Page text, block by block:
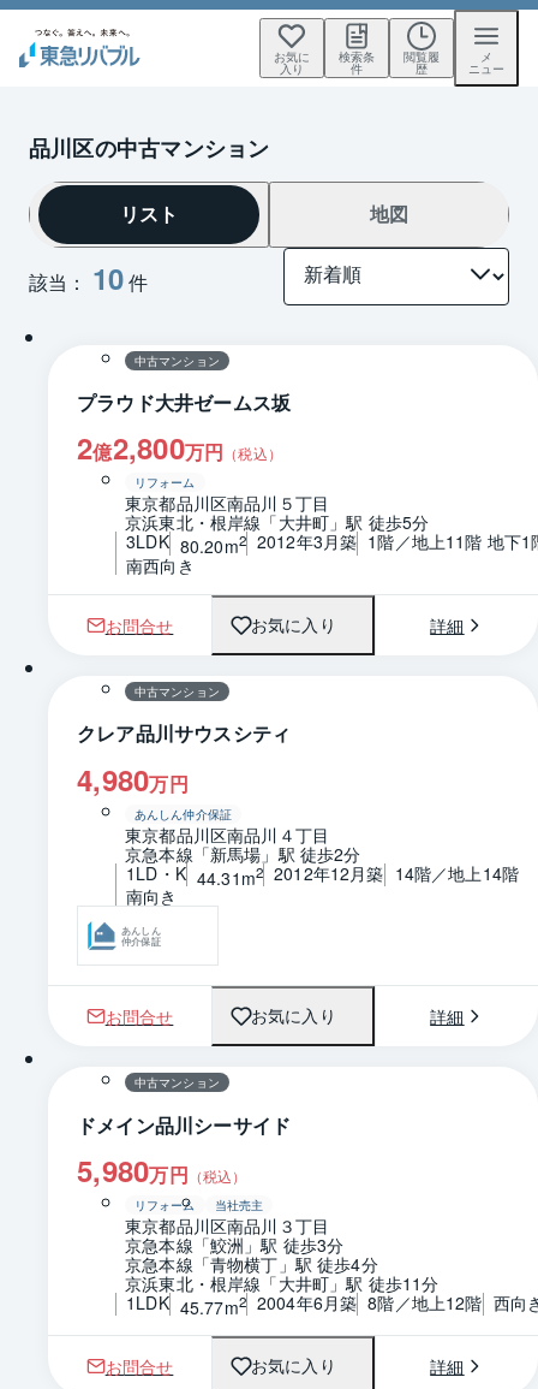
お気に
入り
検索条
件
閲覧履
歴
メ
ニュー
品川区の中古マンション
該当： 10件
リスト 地図
1 / 0 間取り
中古マンション
プラウド大井ゼームス坂
2億2,800万円 （税込）
リフォーム
東京都品川区南品川５丁目
京浜東北・根岸線「大井町」駅 徒歩5分
3LDK 80.20m2 2012年3月築 1階／地上11階 地下1
南西向き
お問合せ お気に入り 詳細
1 / 0 間取り
中古マンション
クレア品川サウスシティ
4,980万円
あんしん仲介保証
東京都品川区南品川４丁目
京急本線「新馬場」駅 徒歩2分
1LD・K 44.31m2 2012年12月築 14階／地上14階
南向き
あんしん
仲介保証
お問合せ お気に入り 詳細
1 / 0 間取り
中古マンション
ドメイン品川シーサイド
5,980万円 （税込）
リフォーム 当社売主
東京都品川区南品川３丁目
京急本線「鮫洲」駅 徒歩3分
京急本線「青物横丁」駅 徒歩4分
京浜東北・根岸線「大井町」駅 徒歩11分
1LDK 45.77m2 2004年6月築 8階／地上12階 西向
お問合せ お気に入り 詳細
1 / 0 間取り